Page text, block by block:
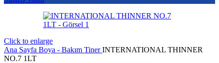
Click to enlarge
Ana Sayfa Boya - Bakım TinerINTERNATIONAL THINNER
NO.7 1LT